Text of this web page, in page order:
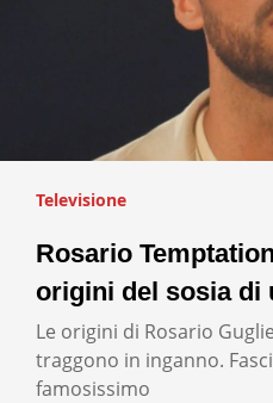
Televisione
Rosario
origini del sosia di
Le origini di Rosario
traggono in inganno.
famosissimo